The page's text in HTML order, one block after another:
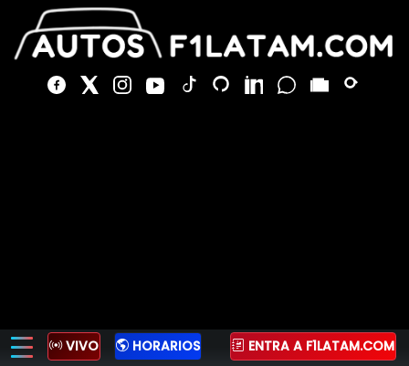
VIVO HORARIOS ENTRA A F1LATAM.COM